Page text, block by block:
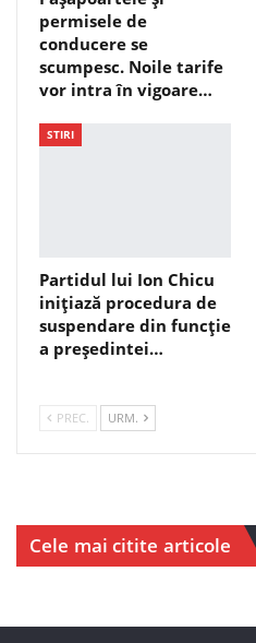
permisele de
conducere se
scumpesc. Noile tarife
vor intra în vigoare…
STIRI
Partidul lui Ion Chicu
inițiază procedura de
suspendare din funcție
a președintei…
PREC. URM.
Cele mai citite articole